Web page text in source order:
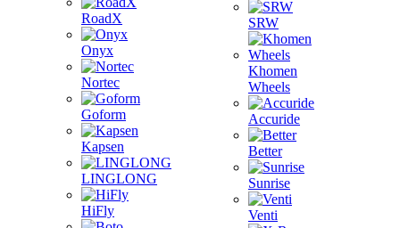
RoadX
Onyx
Nortec
Goform
Kapsen
LINGLONG
HiFly
SRW
Khomen
Wheels
Accuride
Better
Sunrise
Venti